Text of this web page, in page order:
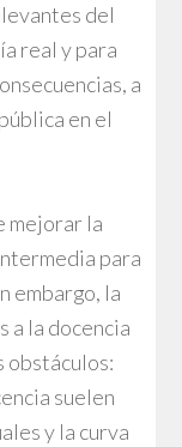
del
real y para
a
en el
mejorar la
para
embargo, la
a la docencia
obstáculos:
suelen
y la curva